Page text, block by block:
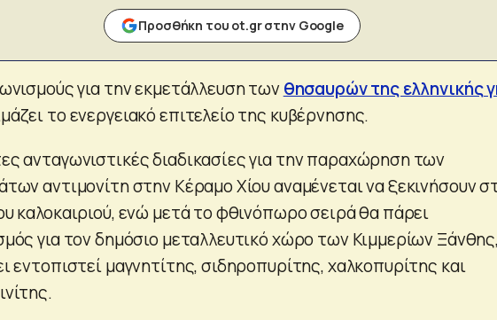
Προσθήκη του ot.gr στην Google
για την εκμετάλλευση των θησαυρών της ελληνικής
το ενεργειακό επιτελείο της κυβέρνησης.
ανταγωνιστικές διαδικασίες για την παραχώρηση των
αντιμονίτη στην Κέραμο Χίου αναμένεται να ξεκινήσουν
καλοκαιριού, ενώ μετά το φθινόπωρο σειρά θα πάρει
για τον δημόσιο μεταλλευτικό χώρο των Κιμμερίων Ξάνθης,
εντοπιστεί μαγνητίτης, σιδηροπυρίτης, χαλκοπυρίτης και